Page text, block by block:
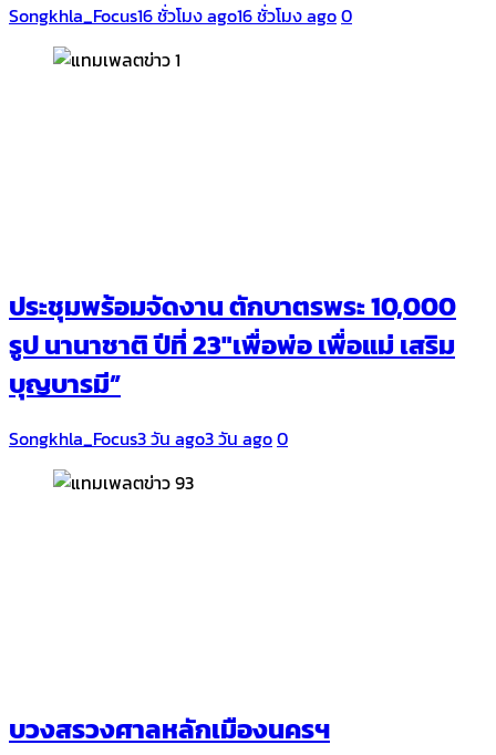
Songkhla_Focus16 ชั่วโมง ago16 ชั่วโมง ago0
ประชุมพร้อมจัดงาน ตักบาตรพระ 10,000
รูป นานาชาติ ปีที่ 23″เพื่อพ่อ เพื่อแม่ เสริม
บุญบารมี”
Songkhla_Focus3 วัน ago3 วัน ago0
บวงสรวงศาลหลักเมืองนครฯ